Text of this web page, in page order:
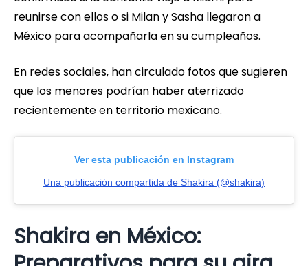
reunirse con ellos o si Milan y Sasha llegaron a
México para acompañarla en su cumpleaños.
En redes sociales, han circulado fotos que sugieren
que los menores podrían haber aterrizado
recientemente en territorio mexicano.
Ver esta publicación en Instagram
Una publicación compartida de Shakira (@shakira)
Shakira en México: